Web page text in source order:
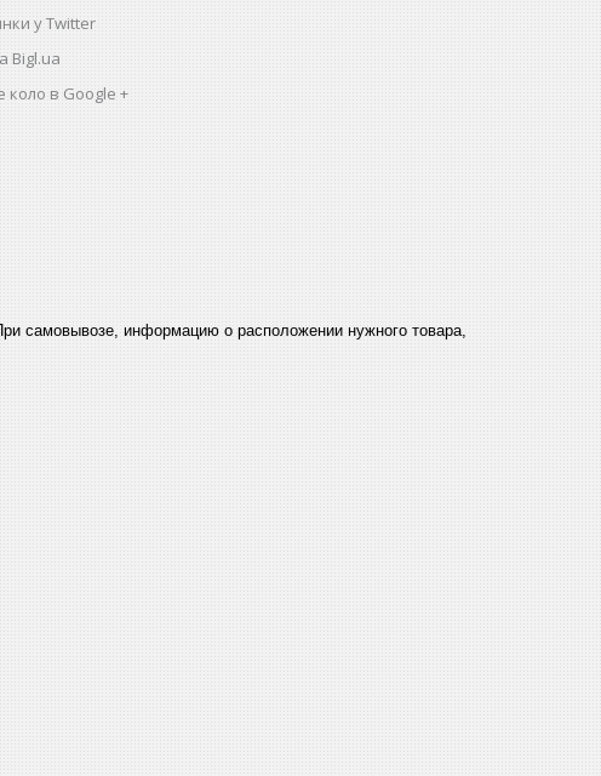
у Twitter
Bigl.ua
коло в Google +
самовывозе, информацию о расположении нужного товара,